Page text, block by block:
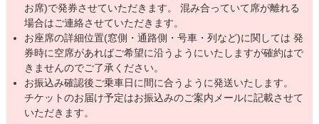
お席)で発券させていただきます。 混み合っていて席が離れる
場合はご連絡させていただきます。
お座席の詳細位置(窓側・通路側・号車・列など)に関しては 発
券時に空席があればご希望に沿うようにいたしますが確約はで
きませんのでご了承ください。
お振込み確認後ご乗車日に間に合うように発送いたします。
チケットのお届け予定はお振込みのご案内メールに記載させて
いただきます。